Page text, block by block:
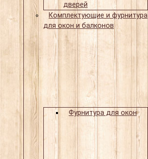
дверей
Комплектующие и фурнитура
для окон и балконов
Фурнитура для окон